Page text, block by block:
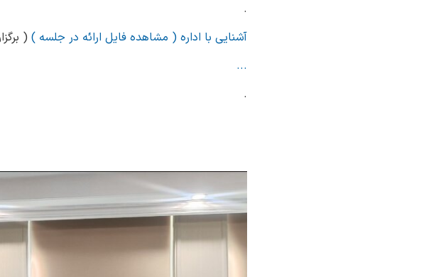
.
آشنایی با اداره ( مشاهده فایل ارائه در جلسه ) (
...
.